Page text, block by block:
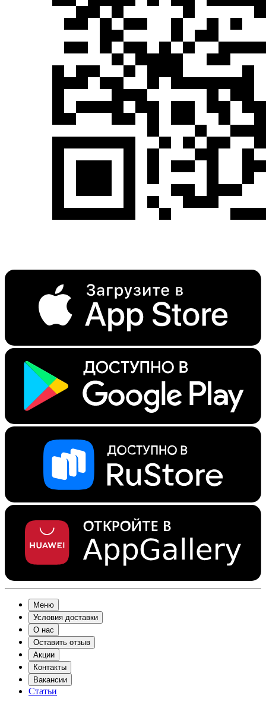
Меню
Условия доставки
О нас
Оставить отзыв
Акции
Контакты
Вакансии
Статьи